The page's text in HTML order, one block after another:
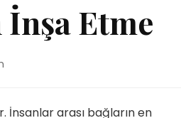
İnşa Etme
İnsanlar arası bağların en